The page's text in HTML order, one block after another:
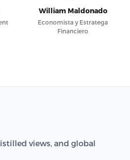
William Maldonado
Economista y Estratega
Financiero
views, and global